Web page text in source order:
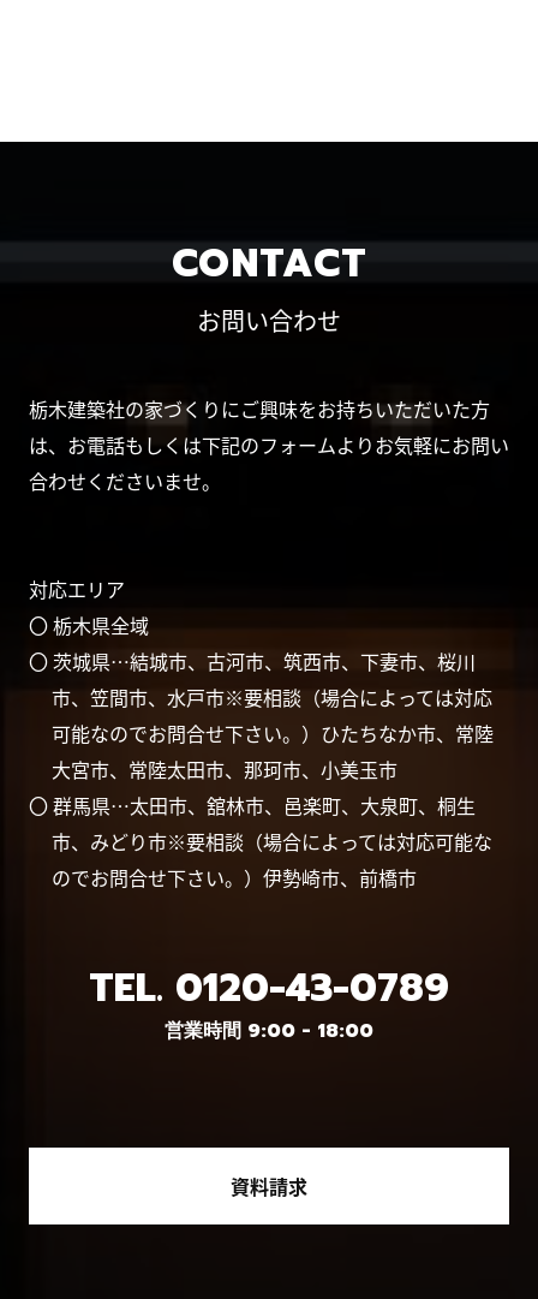
CONTACT
お問い合わせ
栃木建築社の家づくりにご興味をお持ちいただいた方
は、お電話もしくは下記のフォームよりお気軽にお問い
合わせくださいませ。
対応エリア
〇 栃木県全域
〇 茨城県…結城市、古河市、筑西市、下妻市、桜川
市、笠間市、水戸市※要相談（場合によっては対応
可能なのでお問合せ下さい。）ひたちなか市、常陸
大宮市、常陸太田市、那珂市、小美玉市
〇 群馬県…太田市、舘林市、邑楽町、大泉町、桐生
市、みどり市※要相談（場合によっては対応可能な
のでお問合せ下さい。）伊勢崎市、前橋市
TEL. 0120-43-0789
営業時間 9:00 - 18:00
資料請求